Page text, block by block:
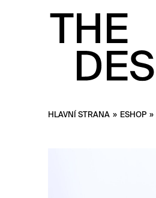
HLAVNÍ STRANA » ESHOP »